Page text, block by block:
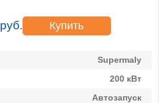
руб. Купить
Supermaly
200 кВт
Автозапуск